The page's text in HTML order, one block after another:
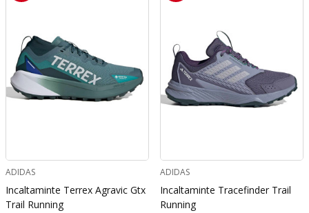
ADIDAS
Incaltaminte Terrex Agravic Gtx
Trail Running
ADIDAS
Incaltaminte Tracefinder Trail
Running